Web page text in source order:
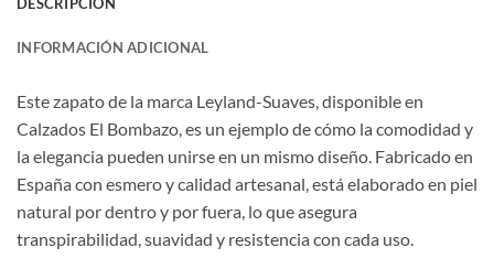
INFORMACIÓN ADICIONAL
Este zapato de la marca Leyland-Suaves, disponible en
Calzados El Bombazo, es un ejemplo de cómo la comodidad y
la elegancia pueden unirse en un mismo diseño. Fabricado en
España con esmero y calidad artesanal, está elaborado en piel
natural por dentro y por fuera, lo que asegura
transpirabilidad, suavidad y resistencia con cada uso.